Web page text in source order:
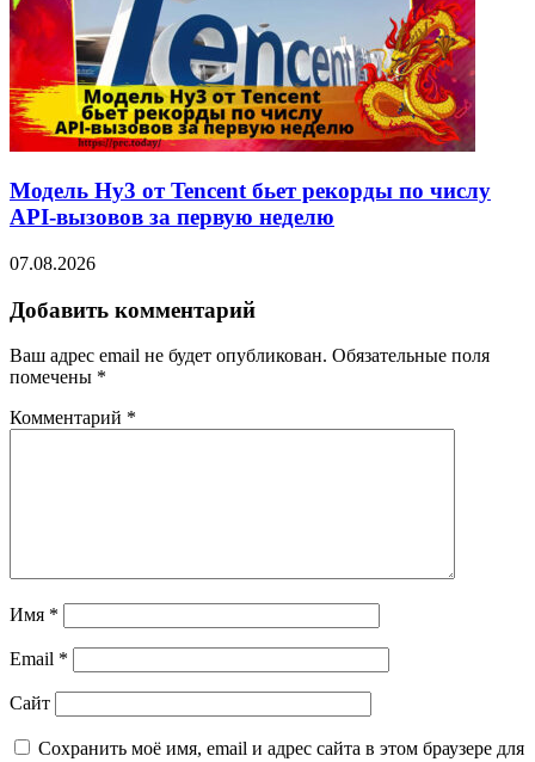
Модель Hy3 от Tencent бьет рекорды по числу
API-вызовов за первую неделю
07.08.2026
Добавить комментарий
Ваш адрес email не будет опубликован. Обязательные поля
помечены *
Комментарий *
Имя *
Email *
Сайт
Сохранить моё имя, email и адрес сайта в этом браузере для